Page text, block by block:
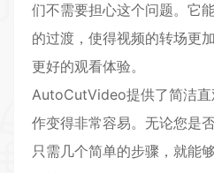
们不需要担心这个问题。它
的过渡，使得视频的转场更
更好的观看体验。
AutoCutVideo提供了简洁
作变得非常容易。无论您是
只需几个简单的步骤，就能